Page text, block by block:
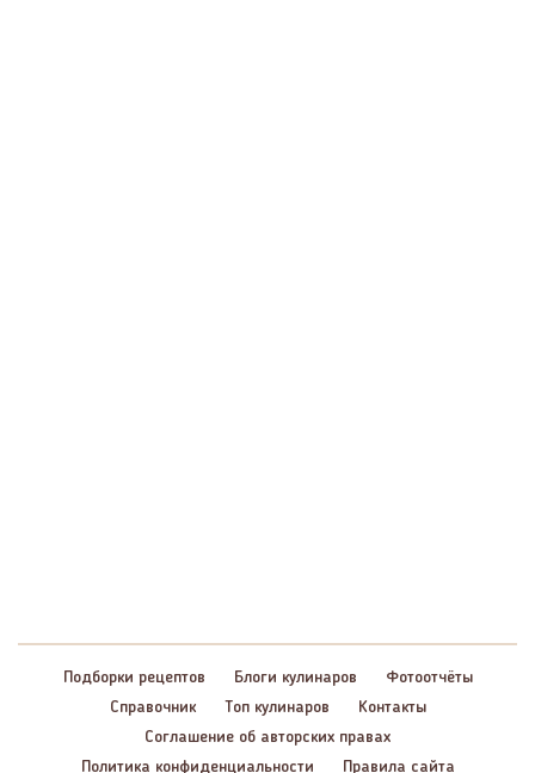
Подборки рецептов Блоги кулинаров
Фотоотчёты
Справочник
Топ кулинаров
Контакты
Соглашение об авторских правах
Политика конфиденциальности
Правила сайта